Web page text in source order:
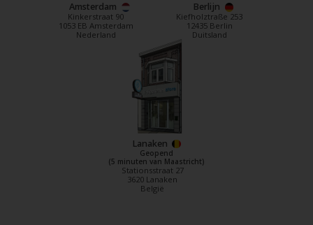
Amsterdam
Kinkerstraat 90
1053 EB Amsterdam
Nederland
Berlijn
Kiefholztraße 253
12435 Berlin
Duitsland
Lanaken
Geopend
(5 minuten van Maastricht)
Stationsstraat 27
3620 Lanaken
België